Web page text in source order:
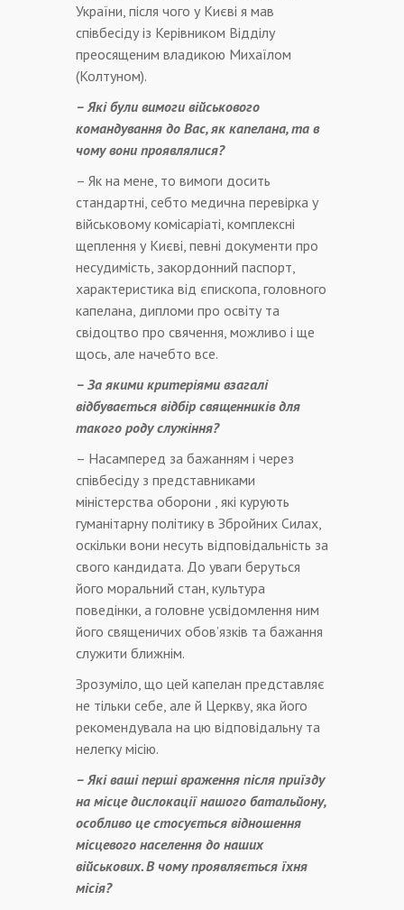
України, після чого у Києві я мав
співбесіду із Керівником Відділу
преосященим владикою Михаїлом
(Колтуном).
– Які були вимоги військового
командування до Вас, як капелана, та в
чому вони проявлялися?
– Як на мене, то вимоги досить
стандартні, себто медична перевірка у
військовому комісаріаті, комплексні
щеплення у Києві, певні документи про
несудимість, закордонний паспорт,
характеристика від єпископа, головного
капелана, дипломи про освіту та
свідоцтво про свячення, можливо і ще
щось, але начебто все.
– За якими критеріями взагалі
відбувається відбір священників для
такого роду служіння?
– Насамперед за бажанням і через
співбесіду з представниками
міністерства оборони , які курують
гуманітарну політику в Збройних Силах,
оскільки вони несуть відповідальність за
свого кандидата. До уваги беруться
його моральний стан, культура
поведінки, а головне усвідомлення ним
його священичих обов’язків та бажання
служити ближнім.
Зрозуміло, що цей капелан представляє
не тільки себе, але й Церкву, яка його
рекомендувала на цю відповідальну та
нелегку місію.
– Які ваші перші враження після приїзду
на місце дислокації нашого батальйону,
особливо це стосується відношення
місцевого населення до наших
військових. В чому проявляється їхня
місія?